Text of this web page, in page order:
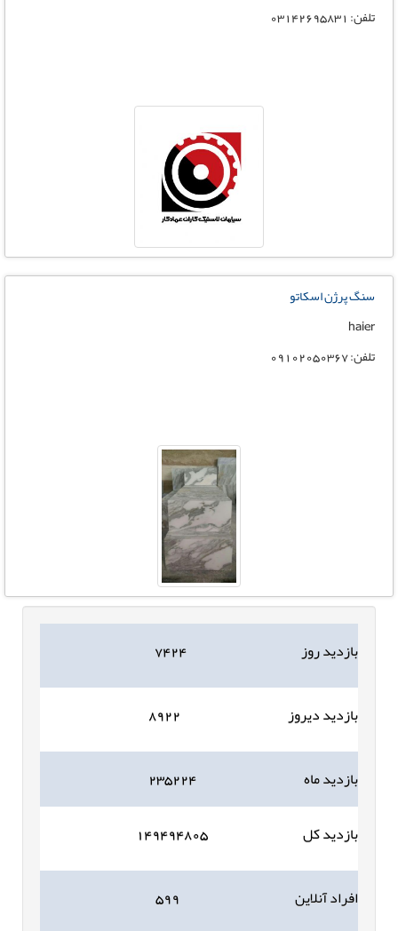
تلفن: 03142695831
سنگ پرژن اسکاتو
haier
تلفن: 09102050367
بازدید روز ۷۴۲۴
بازدید دیروز ۸۹۲۲
بازدید ماه
۲۳۵۲۲۴
بازدید کل
۱۴۹۴۹۴۸۰۵
افراد آنلاین ۵۹۹